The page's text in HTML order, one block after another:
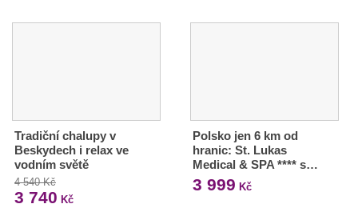
Tradiční chalupy v
Beskydech i relax ve
vodním světě
4 540 Kč
3 740 Kč
Polsko jen 6 km od
hranic: St. Lukas
Medical & SPA **** s…
3 999 Kč